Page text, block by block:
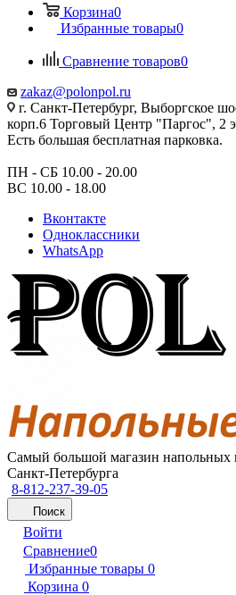
Корзина0
Избранные товары0
Сравнение товаров0
zakaz@polonpol.ru
г. Санкт-Петербург, Выборгское
корп.6 Торговый Центр "Паргос", 2
Есть большая бесплатная парковка.
ПН - СБ 10.00 - 20.00
ВС 10.00 - 18.00
Вконтакте
Одноклассники
WhatsApp
Самый большой магазин напольных
Санкт-Петербурга
8-812-237-39-05
Поиск
Войти
Сравнение0
Избранные товары 0
Корзина 0